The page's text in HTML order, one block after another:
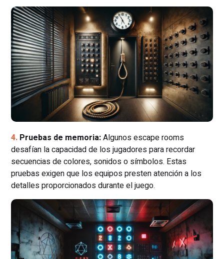
Pruebas de memoria:Algunos escape rooms
desafían la capacidad de los jugadores para recordar
secuencias de colores, sonidos o símbolos. Estas
pruebas exigen que los equipos presten atención a los
detalles proporcionados durante el juego.